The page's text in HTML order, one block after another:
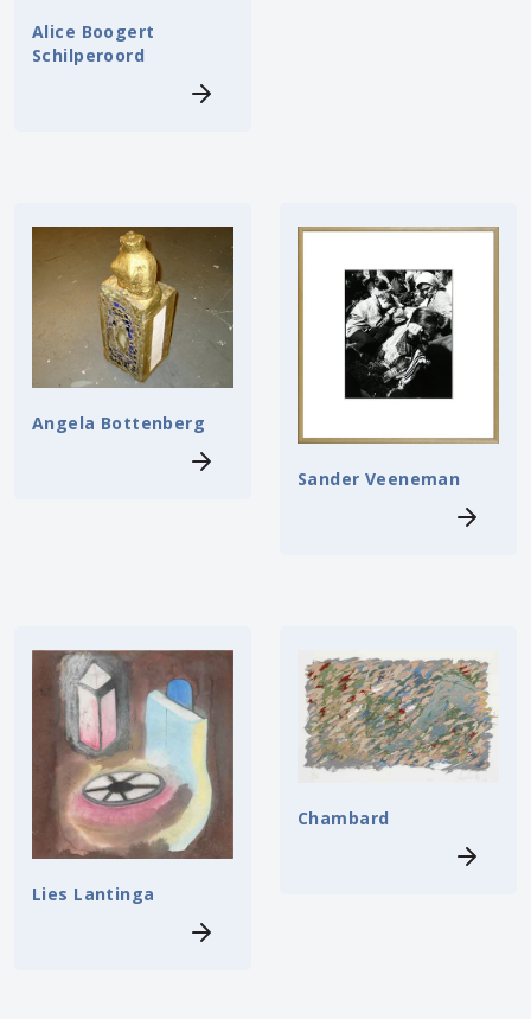
Alice Boogert
Schilperoord
Angela Bottenberg
Sander Veeneman
Lies Lantinga
Chambard